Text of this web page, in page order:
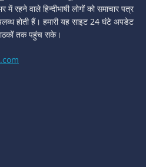
रहने वाले हिन्दीभाषी लोगों को समाचार पत्र
होती हैं। हमारी यह साइट 24 घंटे अपडेट
तक पहुंच सके।